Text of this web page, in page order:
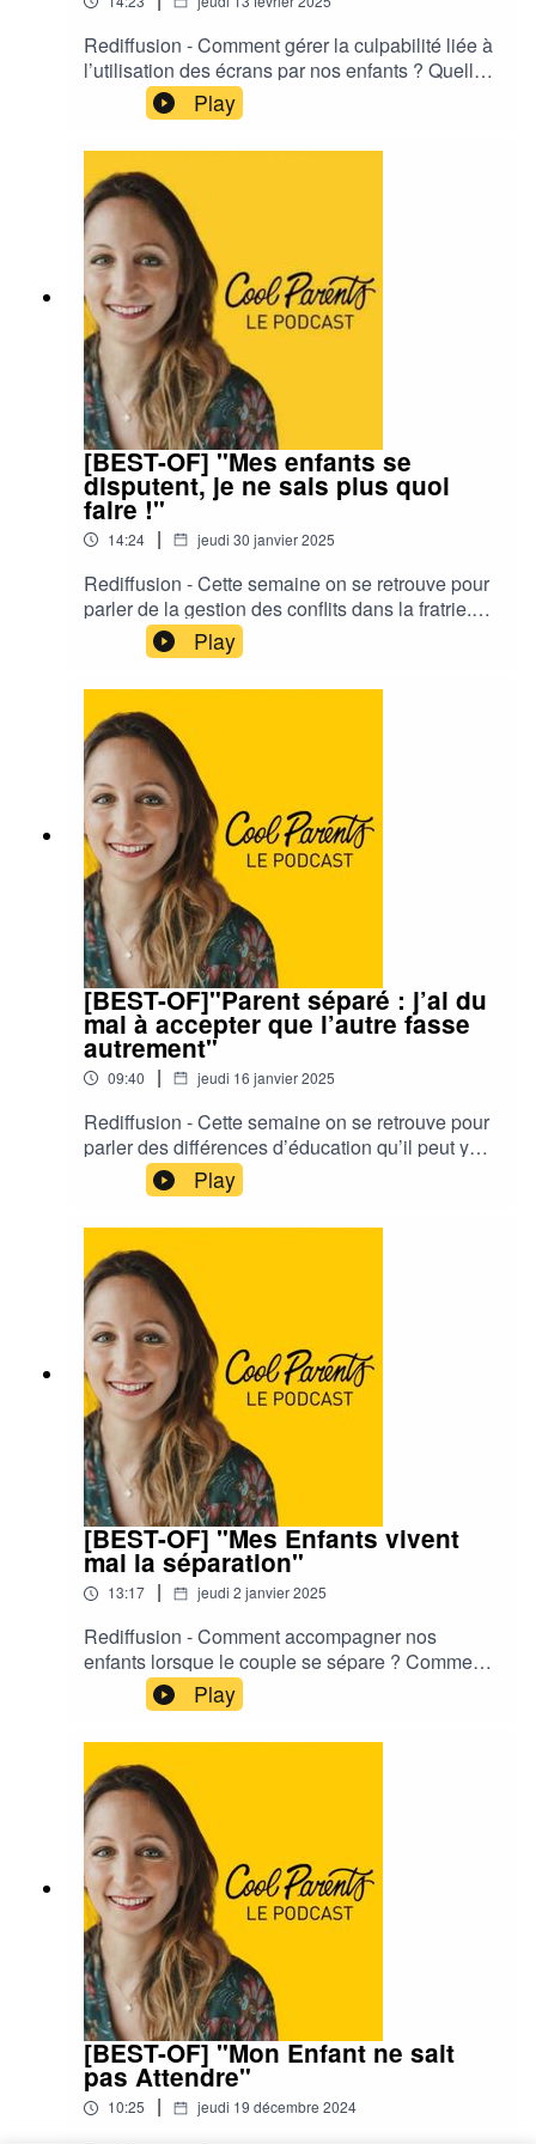
Rediffusion - Comment gérer la culpabilité liée à
l’utilisation des écrans par nos enfants ? Quelles
solutions mettre en place pour encadrer leur
usage ? Olivia, maman de deux enfants de 4 ans
et 1 an et demi, nous livre son ressenti sur la
question.
Play
[BEST-OF] "Mes enfants se
disputent, je ne sais plus quoi
faire !"
14:24 | jeudi 30 janvier 2025
Rediffusion - Cette semaine on se retrouve pour
parler de la gestion des conflits dans la fratrie.
Comment faire face à la jalousie des uns et des
autres et maintenir un équilibre familial ?
Nicolas, papa de 3 enfants, nous raconte son
vécu.
Play
[BEST-OF]"Parent séparé : j’ai du
mal à accepter que l’autre fasse
autrement"
09:40 | jeudi 16 janvier 2025
Rediffusion - Cette semaine on se retrouve pour
parler des différences d’éducation qu’il peut y
avoir entre les deux parents, et plus
particulièrement lorsque les parents sont
séparés. C'est déjà un sujet qui peut être source
de conflit lorsque l’on est en couple, mais quand
on est séparés le challenge est encore différent.
Comment accepter que l’autre fasse autrement ?
Comment accepter que l’on ait plus forcément la
main là-dessus ? Emmanuelle divorcée et
maman de deux jumeaux de 6ans nous partage
son expérience.
Play
[BEST-OF] "Mes Enfants vivent
mal la séparation"
13:17 | jeudi 2 janvier 2025
Rediffusion - Comment accompagner nos
enfants lorsque le couple se sépare ? Comment
gérer l'annonce ? Et l'après ? Aujourd'hui c’est
Sophie qui nous partage son témoignage
Play
[BEST-OF] "Mon Enfant ne sait
pas Attendre"
10:25 | jeudi 19 décembre 2024